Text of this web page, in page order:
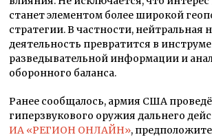
станет элементом более широкой
стратегии. В частности, нейтральная
деятельность превратится в
разведывательной информации и
оборонного баланса.
Ранее сообщалось, армия США
гиперзвукового оружия дальнего
ИА «РЕГИОН ОНЛАЙН»,